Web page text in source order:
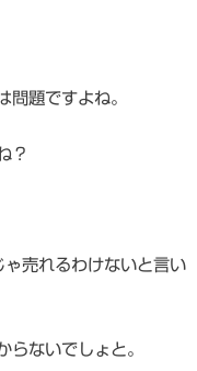
問題ですよね。
？
売れるわけないと言い
らないでしょと。